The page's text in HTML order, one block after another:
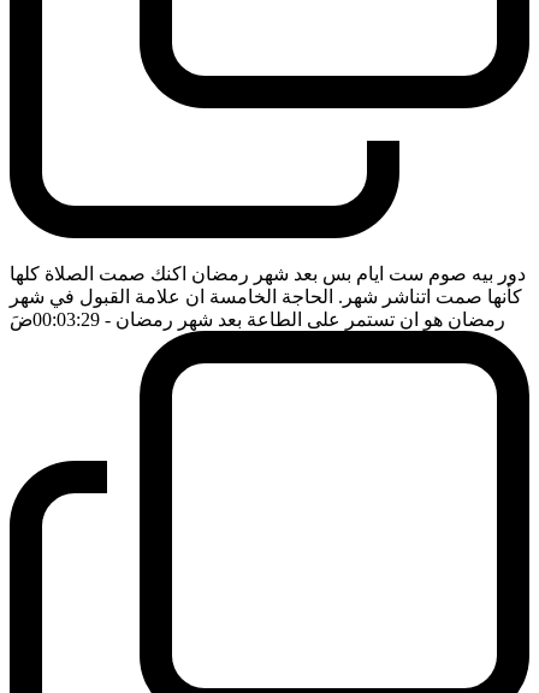
دور بيه صوم ست ايام بس بعد شهر رمضان اكنك صمت الصلاة كلها
كأنها صمت اتناشر شهر. الحاجة الخامسة ان علامة القبول في شهر
رمضان هو ان تستمر على الطاعة بعد شهر رمضان - 00:03:29 ضَ